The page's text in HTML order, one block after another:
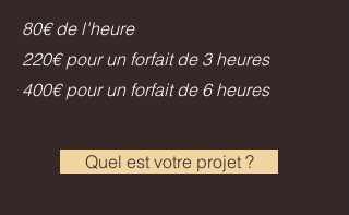
80€ de l'heure
220€ pour un forfait de 3 heures
400€ pour un forfait de 6 heures
Quel est votre projet ?